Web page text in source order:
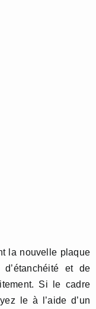
la nouvelle plaque
et de
Si le cadre
le à l’aide d’un